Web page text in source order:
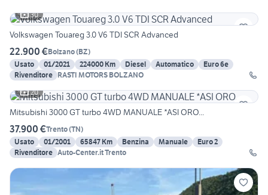
30
Volkswagen Touareg 3.0 V6 TDI SCR Advanced
22.900 €Bolzano(BZ)
Usato
01/2021 224000 Km Diesel Automatico
Euro 6e
Rivenditore RASTI MOTORS BOLZANO
20
Mitsubishi 3000 GT turbo 4WD MANUALE *ASI ORO...
37.900 €Trento(TN)
Usato
01/2001 65847 Km Benzina Manuale
Euro 2
Rivenditore Auto-Center.it Trento